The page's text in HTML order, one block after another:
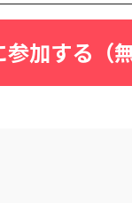
参加する（